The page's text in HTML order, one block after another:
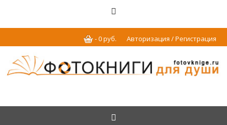
Авторизация / Регистрация
-0руб.